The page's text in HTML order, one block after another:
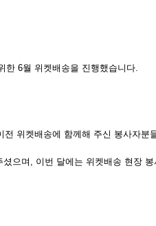
한 6월 위켓배송을 진행했습니다.
위켓배송에 함께해 주신 봉사자
으며, 이번 달에는 위켓배송 현장 봉